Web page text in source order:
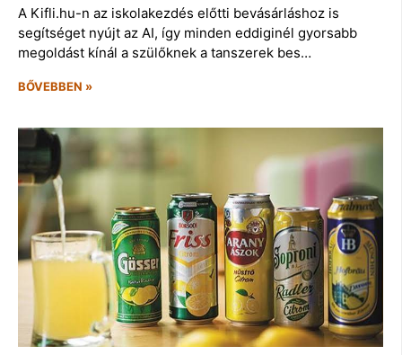
A Kifli.hu-n az iskolakezdés előtti bevásárláshoz is
segítséget nyújt az AI, így minden eddiginél gyorsabb
megoldást kínál a szülőknek a tanszerek bes…
BŐVEBBEN »